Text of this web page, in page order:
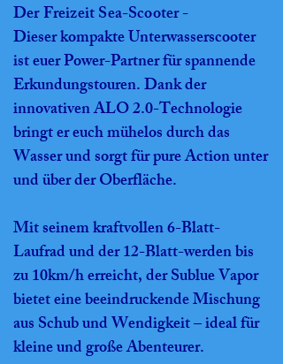
Der Freizeit Sea-Scooter -
Dieser kompakte Unterwasserscooter
ist euer Power-Partner für spannende
Erkundungstouren. Dank der
innovativen ALO 2.0-Technologie
bringt er euch mühelos durch das
Wasser und sorgt für pure Action unter
und über der Oberfläche.
Mit seinem kraftvollen 6-Blatt-
Laufrad und der 12-Blatt-werden bis
zu 10km/h erreicht, der Sublue Vapor
bietet eine beeindruckende Mischung
aus Schub und Wendigkeit – ideal für
kleine und große Abenteurer.